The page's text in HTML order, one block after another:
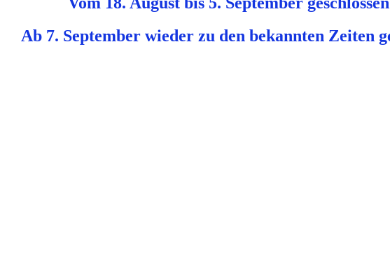
Ab 7. September wieder zu den bekannten Zeiten